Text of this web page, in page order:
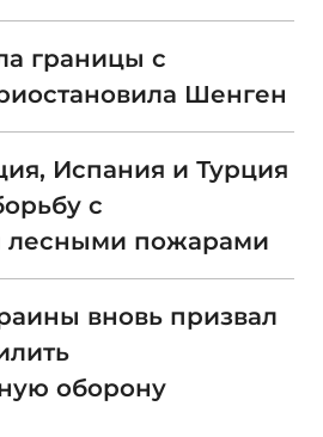
границы с
Шенген
Испания и Турция
с
пожарами
вновь призвал
оборону